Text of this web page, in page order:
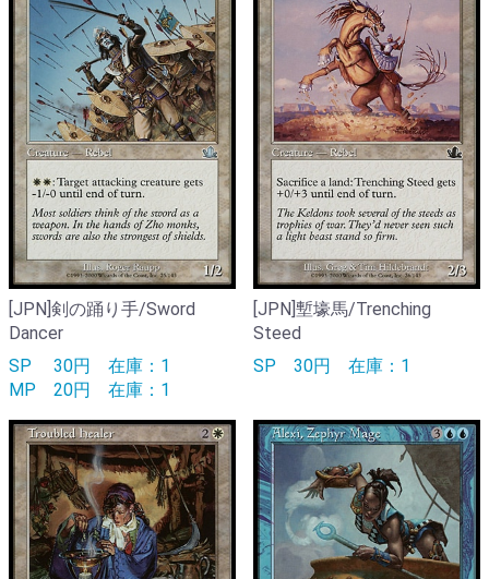
[JPN]剣の踊り手/Sword
Dancer
SP
30円 在庫：1
MP 20円 在庫：1
[JPN]塹壕馬/Trenching
Steed
SP 30円 在庫：1